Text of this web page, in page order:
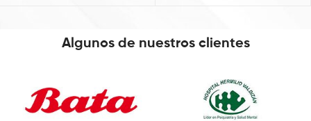
Algunos de nuestros clientes